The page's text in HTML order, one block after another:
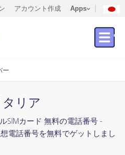
アカウント作成 Apps
ー
タリア
SIMカード 無料の電話番号 -
電話番号を無料でゲットしまし